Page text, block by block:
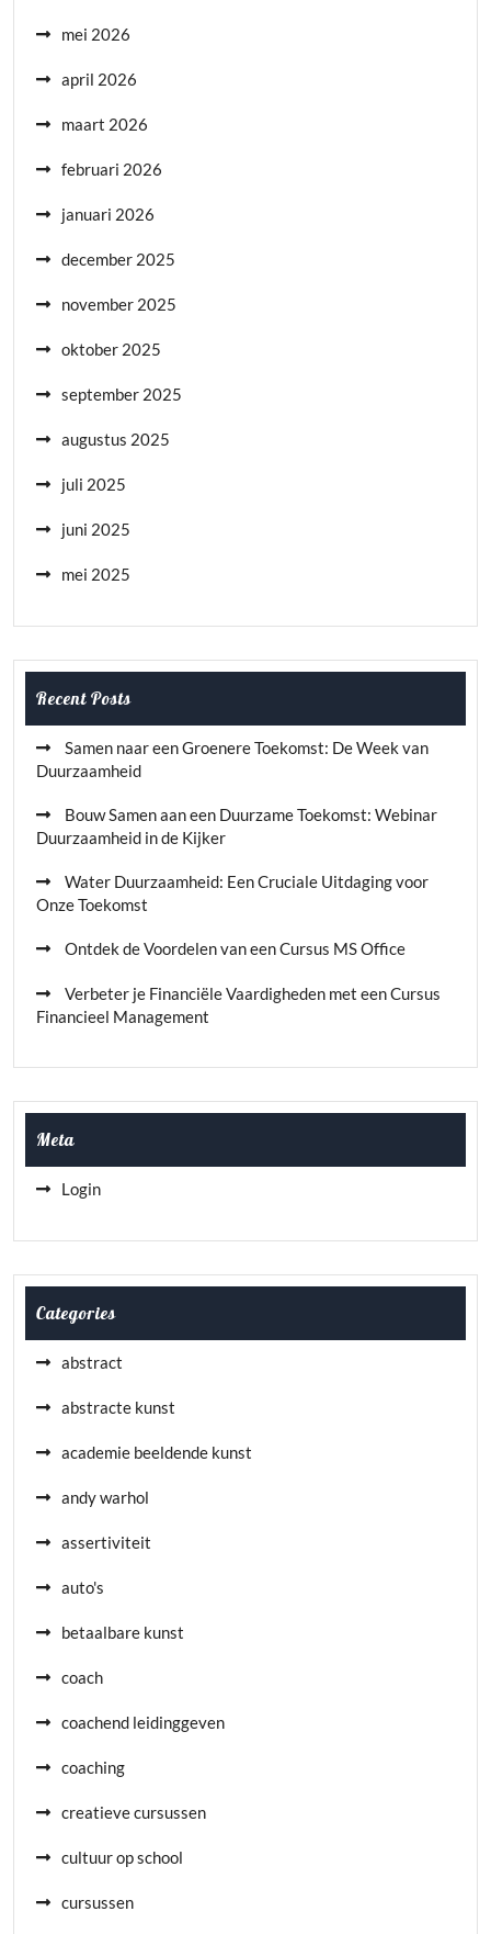
mei 2026
april 2026
maart 2026
februari 2026
januari 2026
december 2025
november 2025
oktober 2025
september 2025
augustus 2025
juli 2025
juni 2025
mei 2025
Recent Posts
Samen naar een Groenere Toekomst: De Week van
Duurzaamheid
Bouw Samen aan een Duurzame Toekomst: Webinar
Duurzaamheid in de Kijker
Water Duurzaamheid: Een Cruciale Uitdaging voor
Onze Toekomst
Ontdek de Voordelen van een Cursus MS Office
Verbeter je Financiële Vaardigheden met een Cursus
Financieel Management
Meta
Login
Categories
abstract
abstracte kunst
academie beeldende kunst
andy warhol
assertiviteit
auto's
betaalbare kunst
coach
coachend leidinggeven
coaching
creatieve cursussen
cultuur op school
cursussen